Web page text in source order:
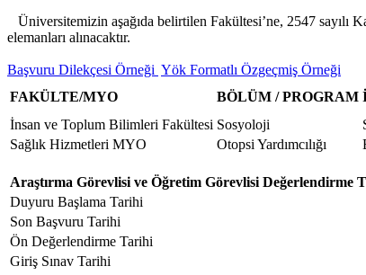
Üniversitemizin aşağıda belirtilen Fakültesi’ne, 2547
elemanları alınacaktır.
Başvuru Dilekçesi Örneği Yök Formatlı Özgeçmiş Örneği
FAKÜLTE/MYO
BÖLÜM / PROGRAM
İnsan ve Toplum Bilimleri Fakültesi Sosyoloji
Sağlık Hizmetleri MYO
Otopsi Yardımcılığı
Araştırma Görevlisi ve Öğretim Görevlisi Değerlendirme
Duyuru Başlama Tarihi
Son Başvuru Tarihi
Ön Değerlendirme Tarihi
Giriş Sınav Tarihi